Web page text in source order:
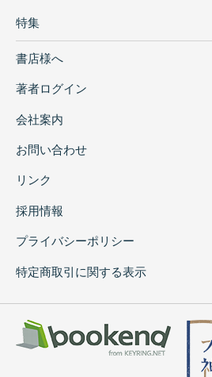
特集
書店様へ
著者ログイン
会社案内
お問い合わせ
リンク
採用情報
プライバシーポリシー
特定商取引に関する表示